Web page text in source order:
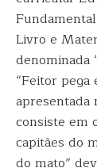
Livro e
denominada
“Feitor pega
apresentada
consiste em
capitães do
do mato”